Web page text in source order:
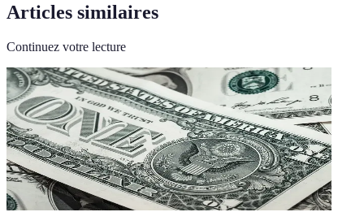
Articles similaires
Continuez votre lecture